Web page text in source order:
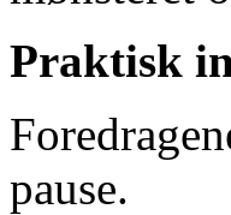
Praktisk
pause.